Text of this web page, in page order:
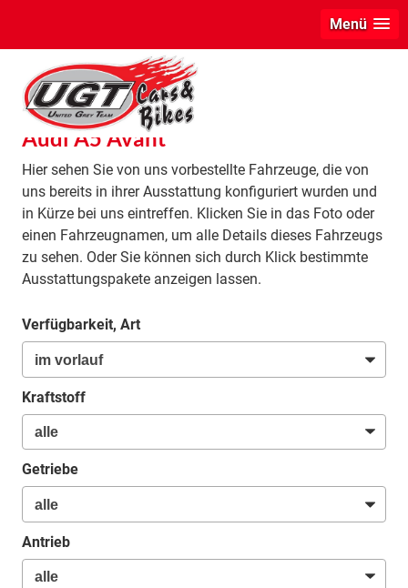
Menü
info
Audi A5 Avant
Hier sehen Sie von uns vorbestellte Fahrzeuge, die von
uns bereits in ihrer Ausstattung konfiguriert wurden und
in Kürze bei uns eintreffen. Klicken Sie in das Foto oder
einen Fahrzeugnamen, um alle Details dieses Fahrzeugs
zu sehen. Oder Sie können sich durch Klick bestimmte
Ausstattungspakete anzeigen lassen.
Verfügbarkeit, Art
Kraftstoff
Getriebe
Antrieb